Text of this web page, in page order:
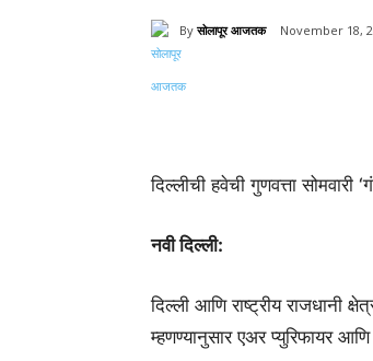
By सोलापूर आजतक November 18,
दिल्लीची हवेची गुणवत्ता
नवी दिल्ली:
दिल्ली आणि राष्ट्रीय राजधानी
म्हणण्यानुसार एअर प्युरिफायर